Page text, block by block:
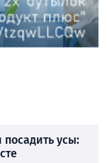
посадить усы: